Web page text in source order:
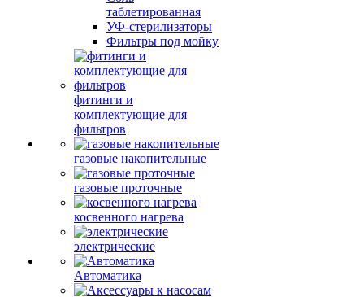
таблетированная
УФ-стерилизаторы
Фильтры под мойку
фитинги и
комплектующие для
фильтров
газовые накопительные
газовые проточные
косвенного нагрева
электрические
Автоматика